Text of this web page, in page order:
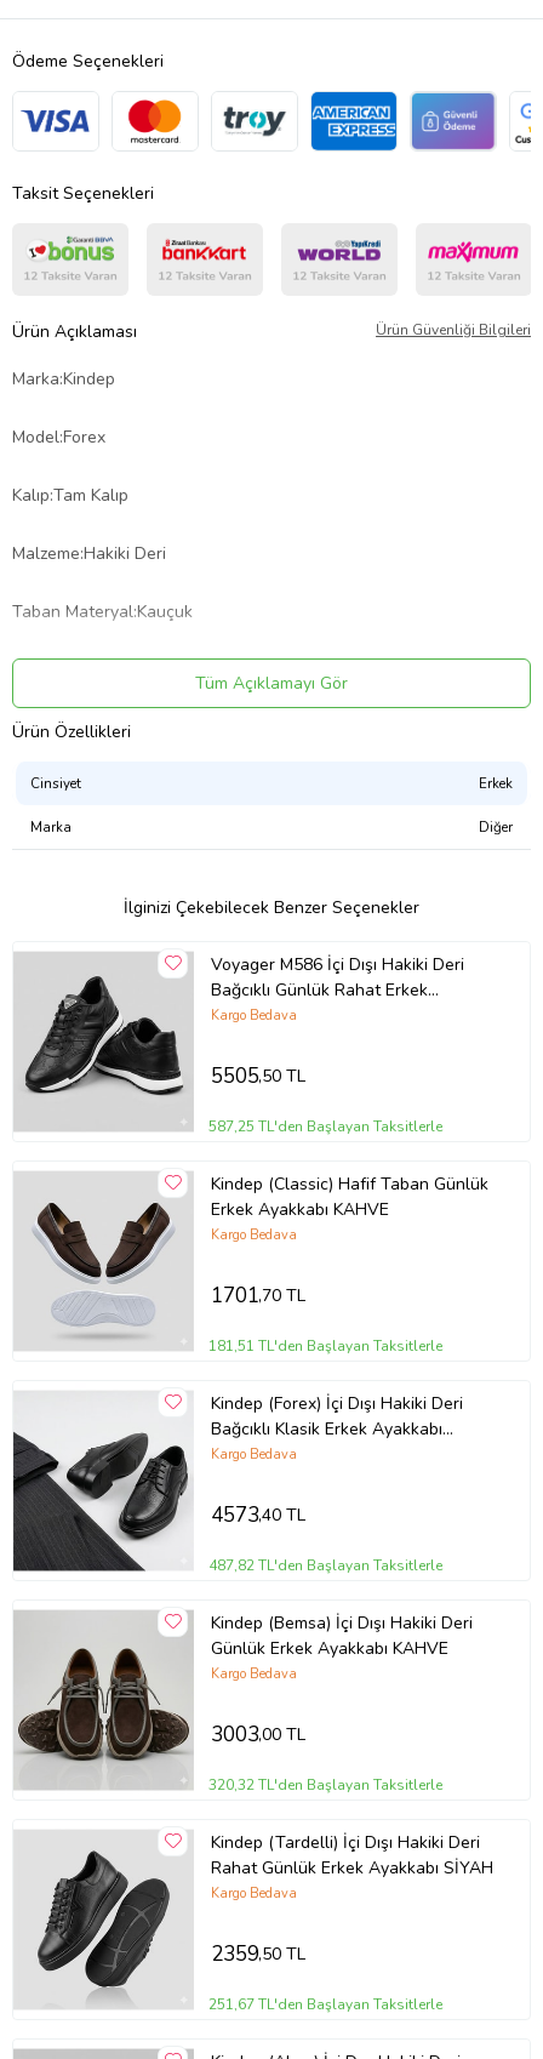
Ödeme Seçenekleri
Taksit Seçenekleri
Ürün Açıklaması Ürün Güvenliği Bilgileri
Marka:Kindep
Model:Forex
Kalıp:Tam Kalıp
Malzeme:Hakiki Deri
Taban Materyal:Kauçuk
Yükseklik:3 cm
Üretim Yeri:Türkiye
Tüm Açıklamayı Gör
Ürün Özellikleri
Cinsiyet Erkek
Marka Diğer
İlginizi Çekebilecek Benzer Seçenekler
Voyager M586 İçi Dışı Hakiki Deri
Bağcıklı Günlük Rahat Erkek
Ayakkabı SİYAH
Kargo Bedava
5505,50 TL
587,25 TL'den Başlayan Taksitlerle
Kindep (Classic) Hafif Taban Günlük
Erkek Ayakkabı KAHVE
Kargo Bedava
1701,70 TL
181,51 TL'den Başlayan Taksitlerle
Kindep (Forex) İçi Dışı Hakiki Deri
Bağcıklı Klasik Erkek Ayakkabı
SİYAH
Kargo Bedava
4573,40 TL
487,82 TL'den Başlayan Taksitlerle
Kindep (Bemsa) İçi Dışı Hakiki Deri
Günlük Erkek Ayakkabı KAHVE
Kargo Bedava
3003,00 TL
320,32 TL'den Başlayan Taksitlerle
Kindep (Tardelli) İçi Dışı Hakiki Deri
Rahat Günlük Erkek Ayakkabı SİYAH
Kargo Bedava
2359,50 TL
251,67 TL'den Başlayan Taksitlerle